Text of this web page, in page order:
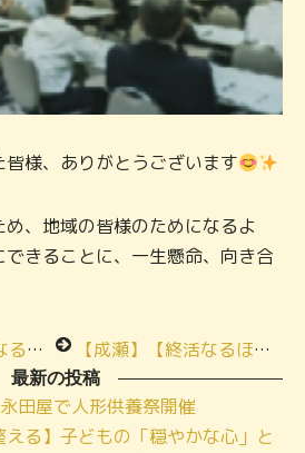
様、ありがとうございます
、地域の皆様のためになるよ
きることに、一生懸命、向き合
座ご案内 【成瀬】【終活なるほど教室】小さな家族葬ハウスの流れと費用について
最新の投稿
田屋で人形供養祭開催
える】子どもの「穏やかな心」と